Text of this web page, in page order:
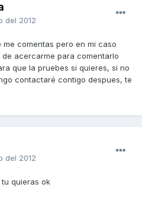
del 2012
comentas pero en mi caso
acercarme para comentarlo
que la pruebes si quieres, si no
contactaré contigo despues, te
del 2012
quieras ok